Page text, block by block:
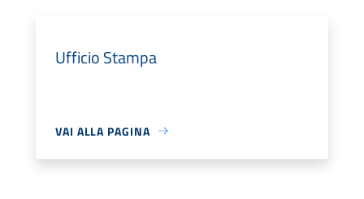
Ufficio Stampa
VAI ALLA PAGINA